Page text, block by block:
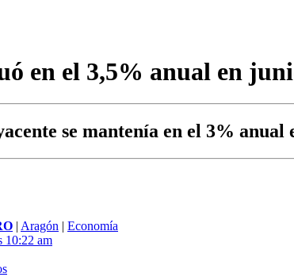
en el 3,5% anual en
se mantenía en el 3% anual
| Aragón | Economía
10:22 am